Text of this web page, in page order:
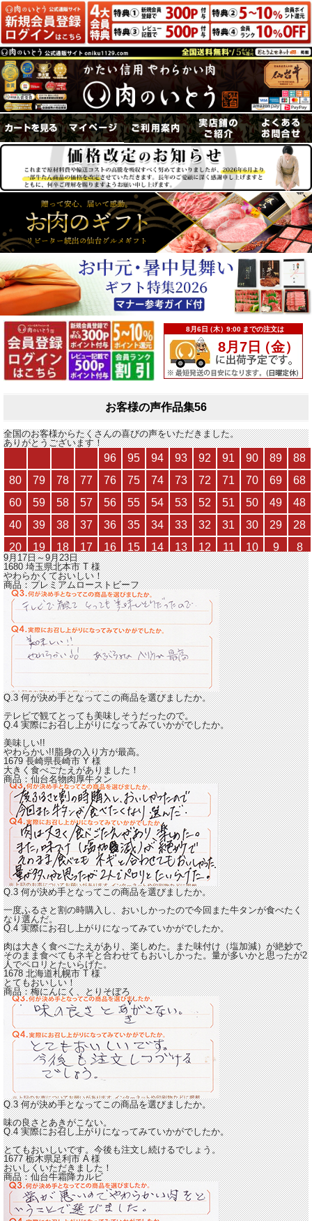
お客様の声作品集56
全国のお客様からたくさんの喜びの声をいただきました。
ありがとうございます！
9月17日～9月23日
1680 埼玉県北本市T様
やわらかくておいしい！
商品：プレミアムローストビーフ
Q.3 何が決め手となってこの商品を選びましたか。
テレビで観てとっても美味しそうだったので。
Q.4 実際にお召し上がりになってみていかがでしたか。
美味しい!!
やわらかい!!脂身の入り方が最高。
1679 長崎県長崎市Y様
大きく食べごたえがありました！
商品：仙台名物肉厚牛タン
Q.3 何が決め手となってこの商品を選びましたか。
一度ふるさと割の時購入し、おいしかったので今回また牛タンが食べたく
なり選んだ。
Q.4 実際にお召し上がりになってみていかがでしたか。
肉は大きく食べごたえがあり、楽しめた。また味付け（塩加減）が絶妙で
そのまま食べてもネギと合わせてもおいしかった。量が多いかと思ったが2
人でペロリとたいらげた。
1678 北海道札幌市T様
とてもおいしい！
商品：梅にんにく、とりそぼろ
Q.3 何が決め手となってこの商品を選びましたか。
味の良さとあきがこない。
Q.4 実際にお召し上がりになってみていかがでしたか。
とてもおいしいです。今後も注文し続けるでしょう。
1677 栃木県足利市A様
おいしくいただきました！
商品：仙台牛霜降カルビ